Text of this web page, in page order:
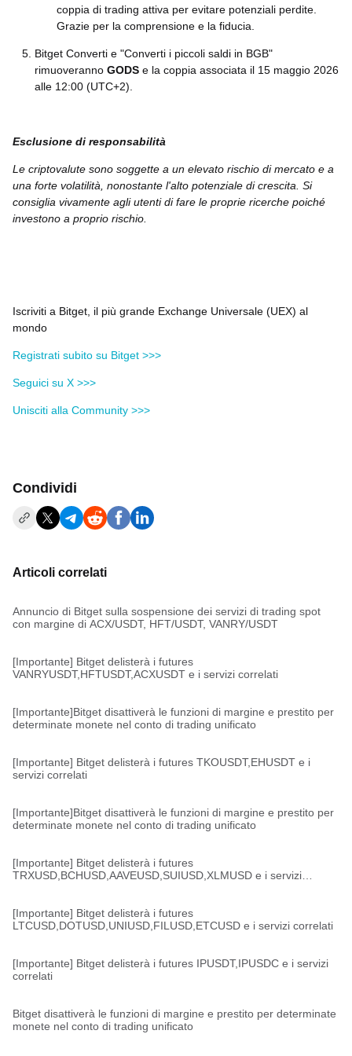
coppia di trading attiva per evitare potenziali perdite.
Grazie per la comprensione e la fiducia.
Bitget Converti e "Converti i piccoli saldi in BGB"
rimuoveranno GODS e la coppia associata il 15 maggio 2026
alle 12:00 (UTC+2)
Esclusione di responsabilità
Le criptovalute sono soggette a un elevato rischio di mercato e a
una forte volatilità, nonostante l'alto potenziale di crescita. Si
consiglia vivamente agli utenti di fare le proprie ricerche poiché
investono a proprio rischio.
Iscriviti a Bitget, il più grande Exchange Universale (UEX) al
mondo
Registrati subito su Bitget >>>
Seguici su X >>>
Unisciti alla Community >>>
Condividi
Articoli correlati
Annuncio di Bitget sulla sospensione dei servizi di trading spot
con margine di ACX/USDT, HFT/USDT, VANRY/USDT
[Importante] Bitget delisterà i futures
VANRYUSDT,HFTUSDT,ACXUSDT e i servizi correlati
[Importante]Bitget disattiverà le funzioni di margine e prestito per
determinate monete nel conto di trading unificato
[Importante] Bitget delisterà i futures TKOUSDT,EHUSDT e i
servizi correlati
[Importante]Bitget disattiverà le funzioni di margine e prestito per
determinate monete nel conto di trading unificato
[Importante] Bitget delisterà i futures
TRXUSD,BCHUSD,AAVEUSD,SUIUSD,XLMUSD e i servizi
[Importante] Bitget delisterà i futures
LTCUSD,DOTUSD,UNIUSD,FILUSD,ETCUSD e i servizi correlati
[Importante] Bitget delisterà i futures IPUSDT,IPUSDC e i servizi
correlati
Bitget disattiverà le funzioni di margine e prestito per determinate
monete nel conto di trading unificato